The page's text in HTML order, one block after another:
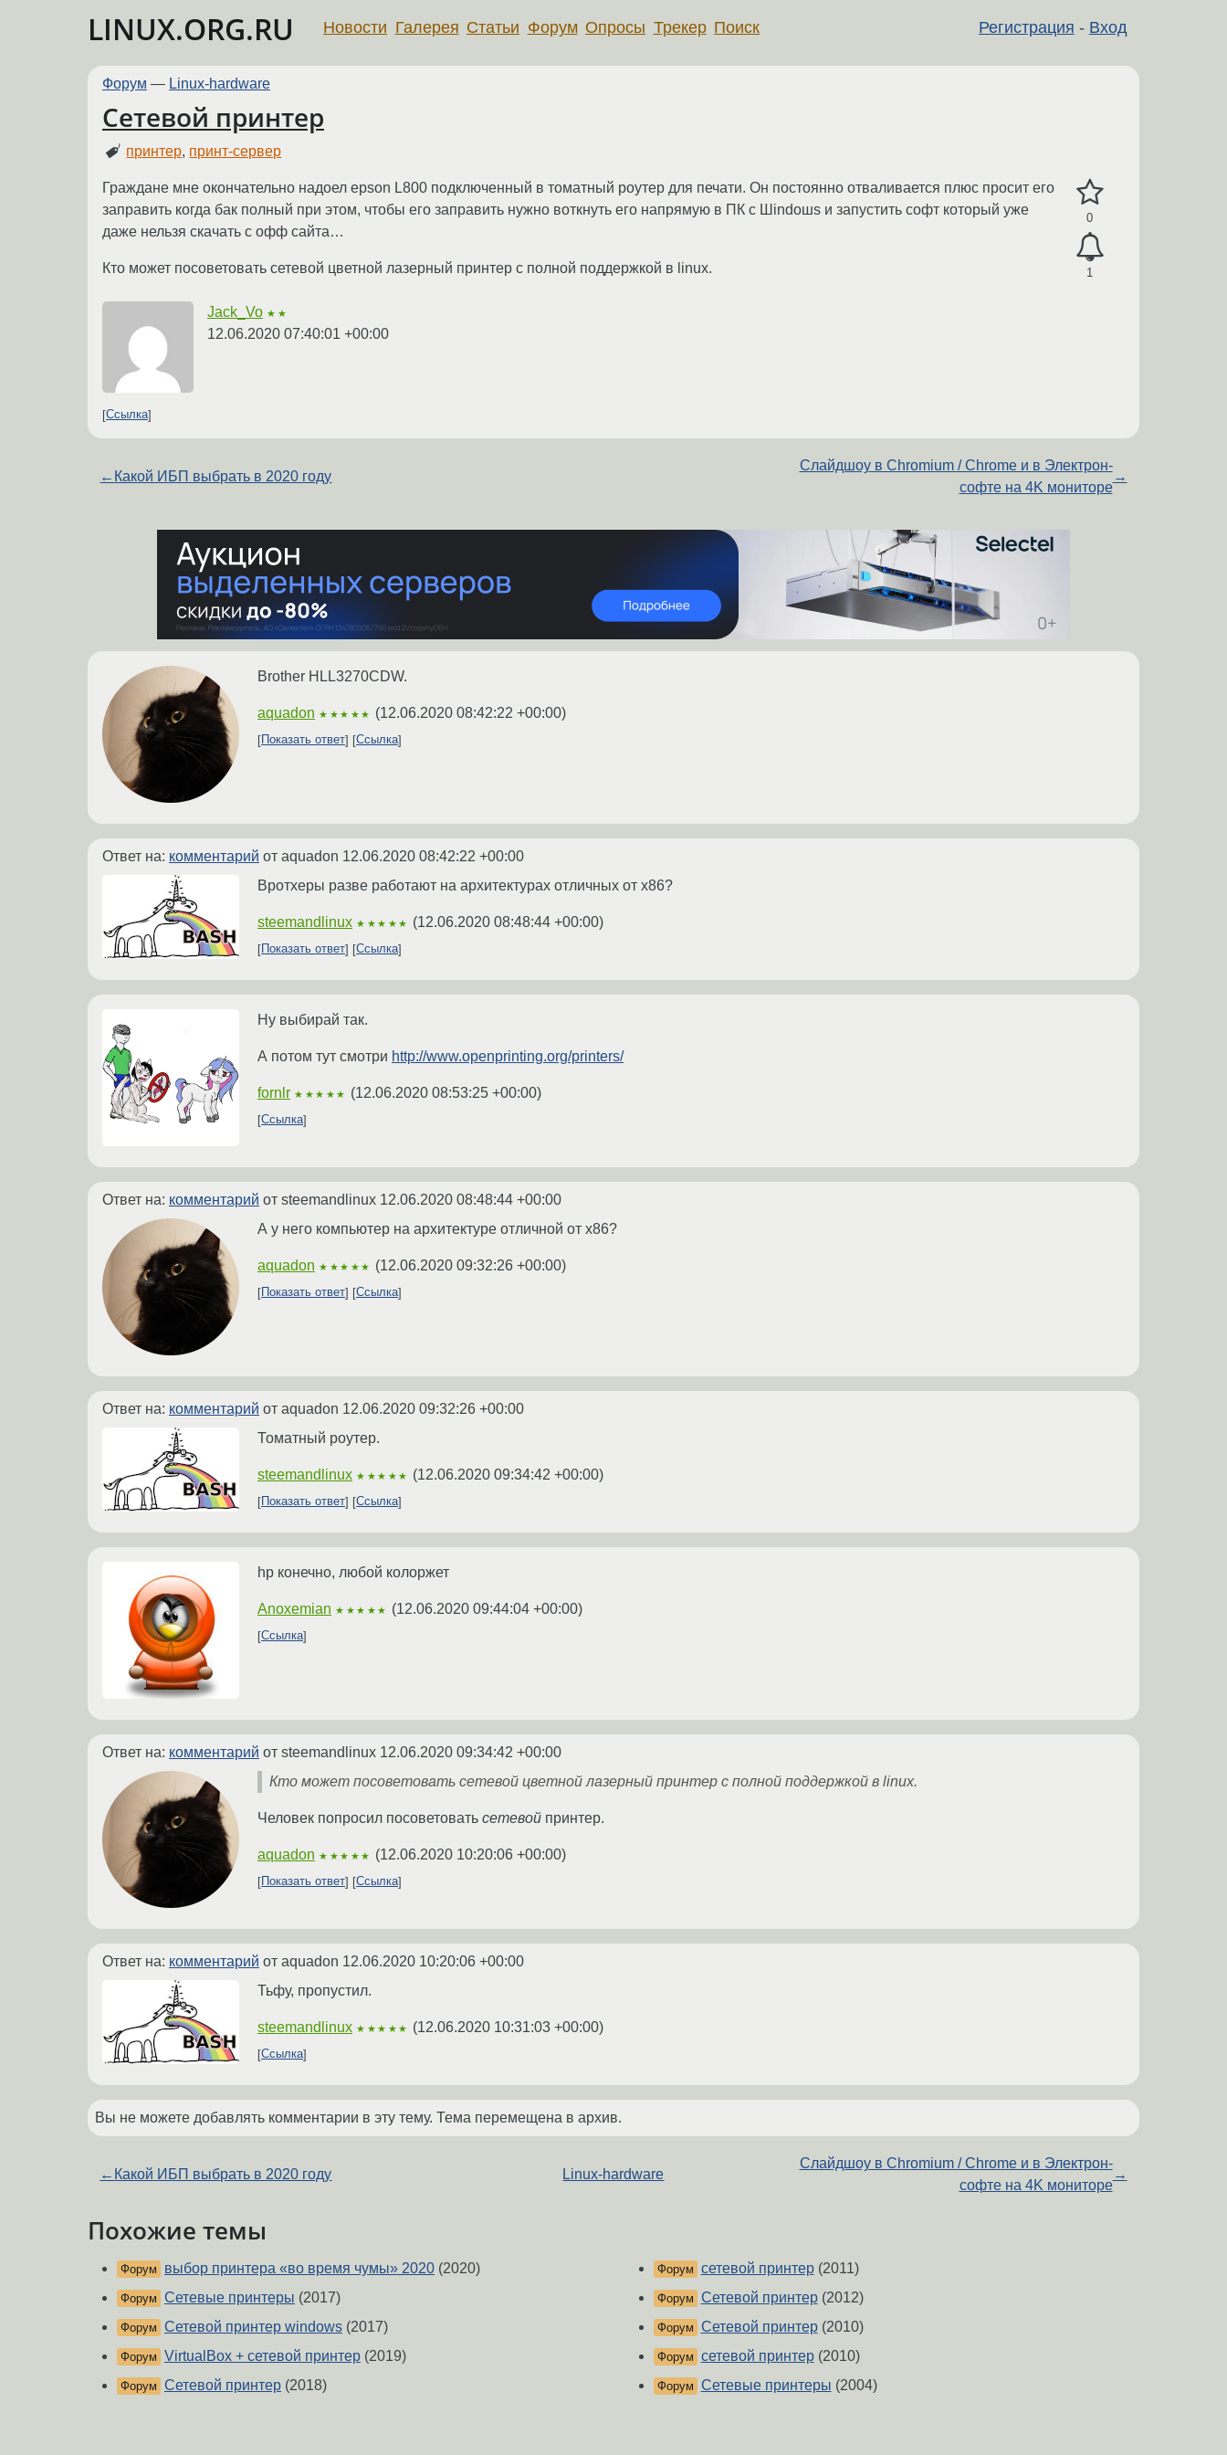
LINUX.ORG.RU Регистрация - Вход
Новости Галерея Статьи Форум Опросы Трекер Поиск
Форум — Linux-hardware
Сетевой принтер
принтер, принт-сервер
0
1
Граждане мне окончательно надоел epson L800 подключенный в томатный роутер для печати. Он постоянно отваливается плюс просит его
заправить когда бак полный при этом, чтобы его заправить нужно воткнуть его напрямую в ПК c Шindoшs и запустить софт который уже
даже нельзя скачать с офф сайта…
Кто может посоветовать сетевой цветной лазерный принтер с полной поддержкой в linux.
Jack_Vo ★★
12.06.2020 07:40:01 +00:00
Ссылка
← Какой ИБП выбрать в 2020 году
Слайдшоу в Chromium / Chrome и в Электрон-
софте на 4K мониторе
→
Brother HLL3270CDW.
aquadon ★★★★★ (12.06.2020 08:42:22 +00:00)
Показать ответ Ссылка
Ответ на: комментарий от aquadon 12.06.2020 08:42:22 +00:00
Вротхеры разве работают на архитектурах отличных от x86?
steemandlinux ★★★★★ (12.06.2020 08:48:44 +00:00)
Показать ответ Ссылка
Ну выбирай так.
А потом тут смотри http://www.openprinting.org/printers/
fornlr ★★★★★ (12.06.2020 08:53:25 +00:00)
Ссылка
Ответ на: комментарий от steemandlinux 12.06.2020 08:48:44 +00:00
А у него компьютер на архитектуре отличной от x86?
aquadon ★★★★★ (12.06.2020 09:32:26 +00:00)
Показать ответ Ссылка
Ответ на: комментарий от aquadon 12.06.2020 09:32:26 +00:00
Томатный роутер.
steemandlinux ★★★★★ (12.06.2020 09:34:42 +00:00)
Показать ответ Ссылка
hp конечно, любой колоржет
Anoxemian ★★★★★ (12.06.2020 09:44:04 +00:00)
Ссылка
Ответ на: комментарий от steemandlinux 12.06.2020 09:34:42 +00:00
Кто может посоветовать сетевой цветной лазерный принтер с полной поддержкой в linux.
Человек попросил посоветовать сетевой принтер.
aquadon ★★★★★ (12.06.2020 10:20:06 +00:00)
Показать ответ Ссылка
Ответ на: комментарий от aquadon 12.06.2020 10:20:06 +00:00
Тьфу, пропустил.
steemandlinux ★★★★★ (12.06.2020 10:31:03 +00:00)
Ссылка
Вы не можете добавлять комментарии в эту тему. Тема перемещена в архив.
← Какой ИБП выбрать в 2020 году Linux-hardware
Слайдшоу в Chromium / Chrome и в Электрон-
софте на 4K мониторе
→
Похожие темы
Форум выбор принтера «во время чумы» 2020 (2020)
Форум Сетевые принтеры (2017)
Форум Сетевой принтер windows (2017)
Форум VirtualBox + сетевой принтер (2019)
Форум Сетевой принтер (2018)
Форум сетевой принтер(2011)
Форум Сетевой принтер(2012)
Форум Сетевой принтер(2010)
Форум сетевой принтер(2010)
Форум Сетевые принтеры (2004)